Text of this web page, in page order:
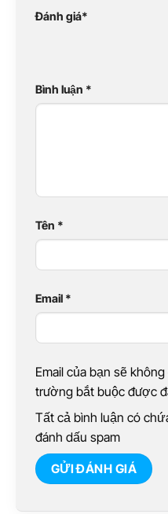
Đánh giá*
Bình luận *
Tên *
Email *
Email của bạn sẽ
trường bắt buộc được
Tất cả bình luận có
đánh dấu spam